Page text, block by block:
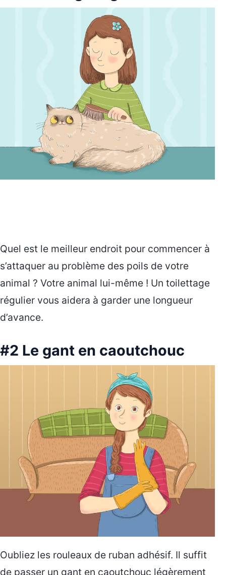
Quel est le meilleur endroit pour commencer à
s’attaquer au problème des poils de votre
animal ? Votre animal lui-même ! Un toilettage
régulier vous aidera à garder une longueur
d’avance.
#2 Le gant en caoutchouc
Oubliez les rouleaux de ruban adhésif. Il suffit
de passer un gant en caoutchouc légèrement